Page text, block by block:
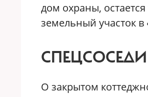
дом охраны,
земельный участок
СПЕЦСОСЕДИ
О закрытом